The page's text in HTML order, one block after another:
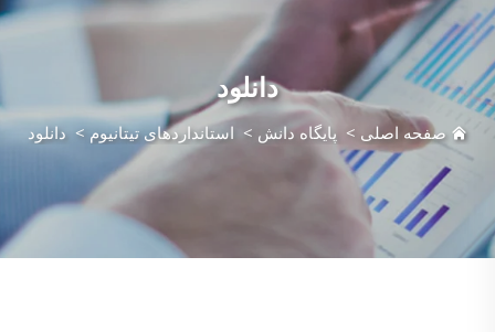
دانلود
صفحه اصلی > پایگاه دانش > استانداردهای تیتانیوم>دانلود